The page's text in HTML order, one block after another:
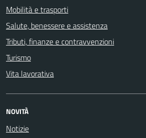
Mobilità e trasporti
Salute, benessere e assistenza
Tributi, finanze e contravvenzioni
Turismo
Vita lavorativa
NOVITÀ
Notizie